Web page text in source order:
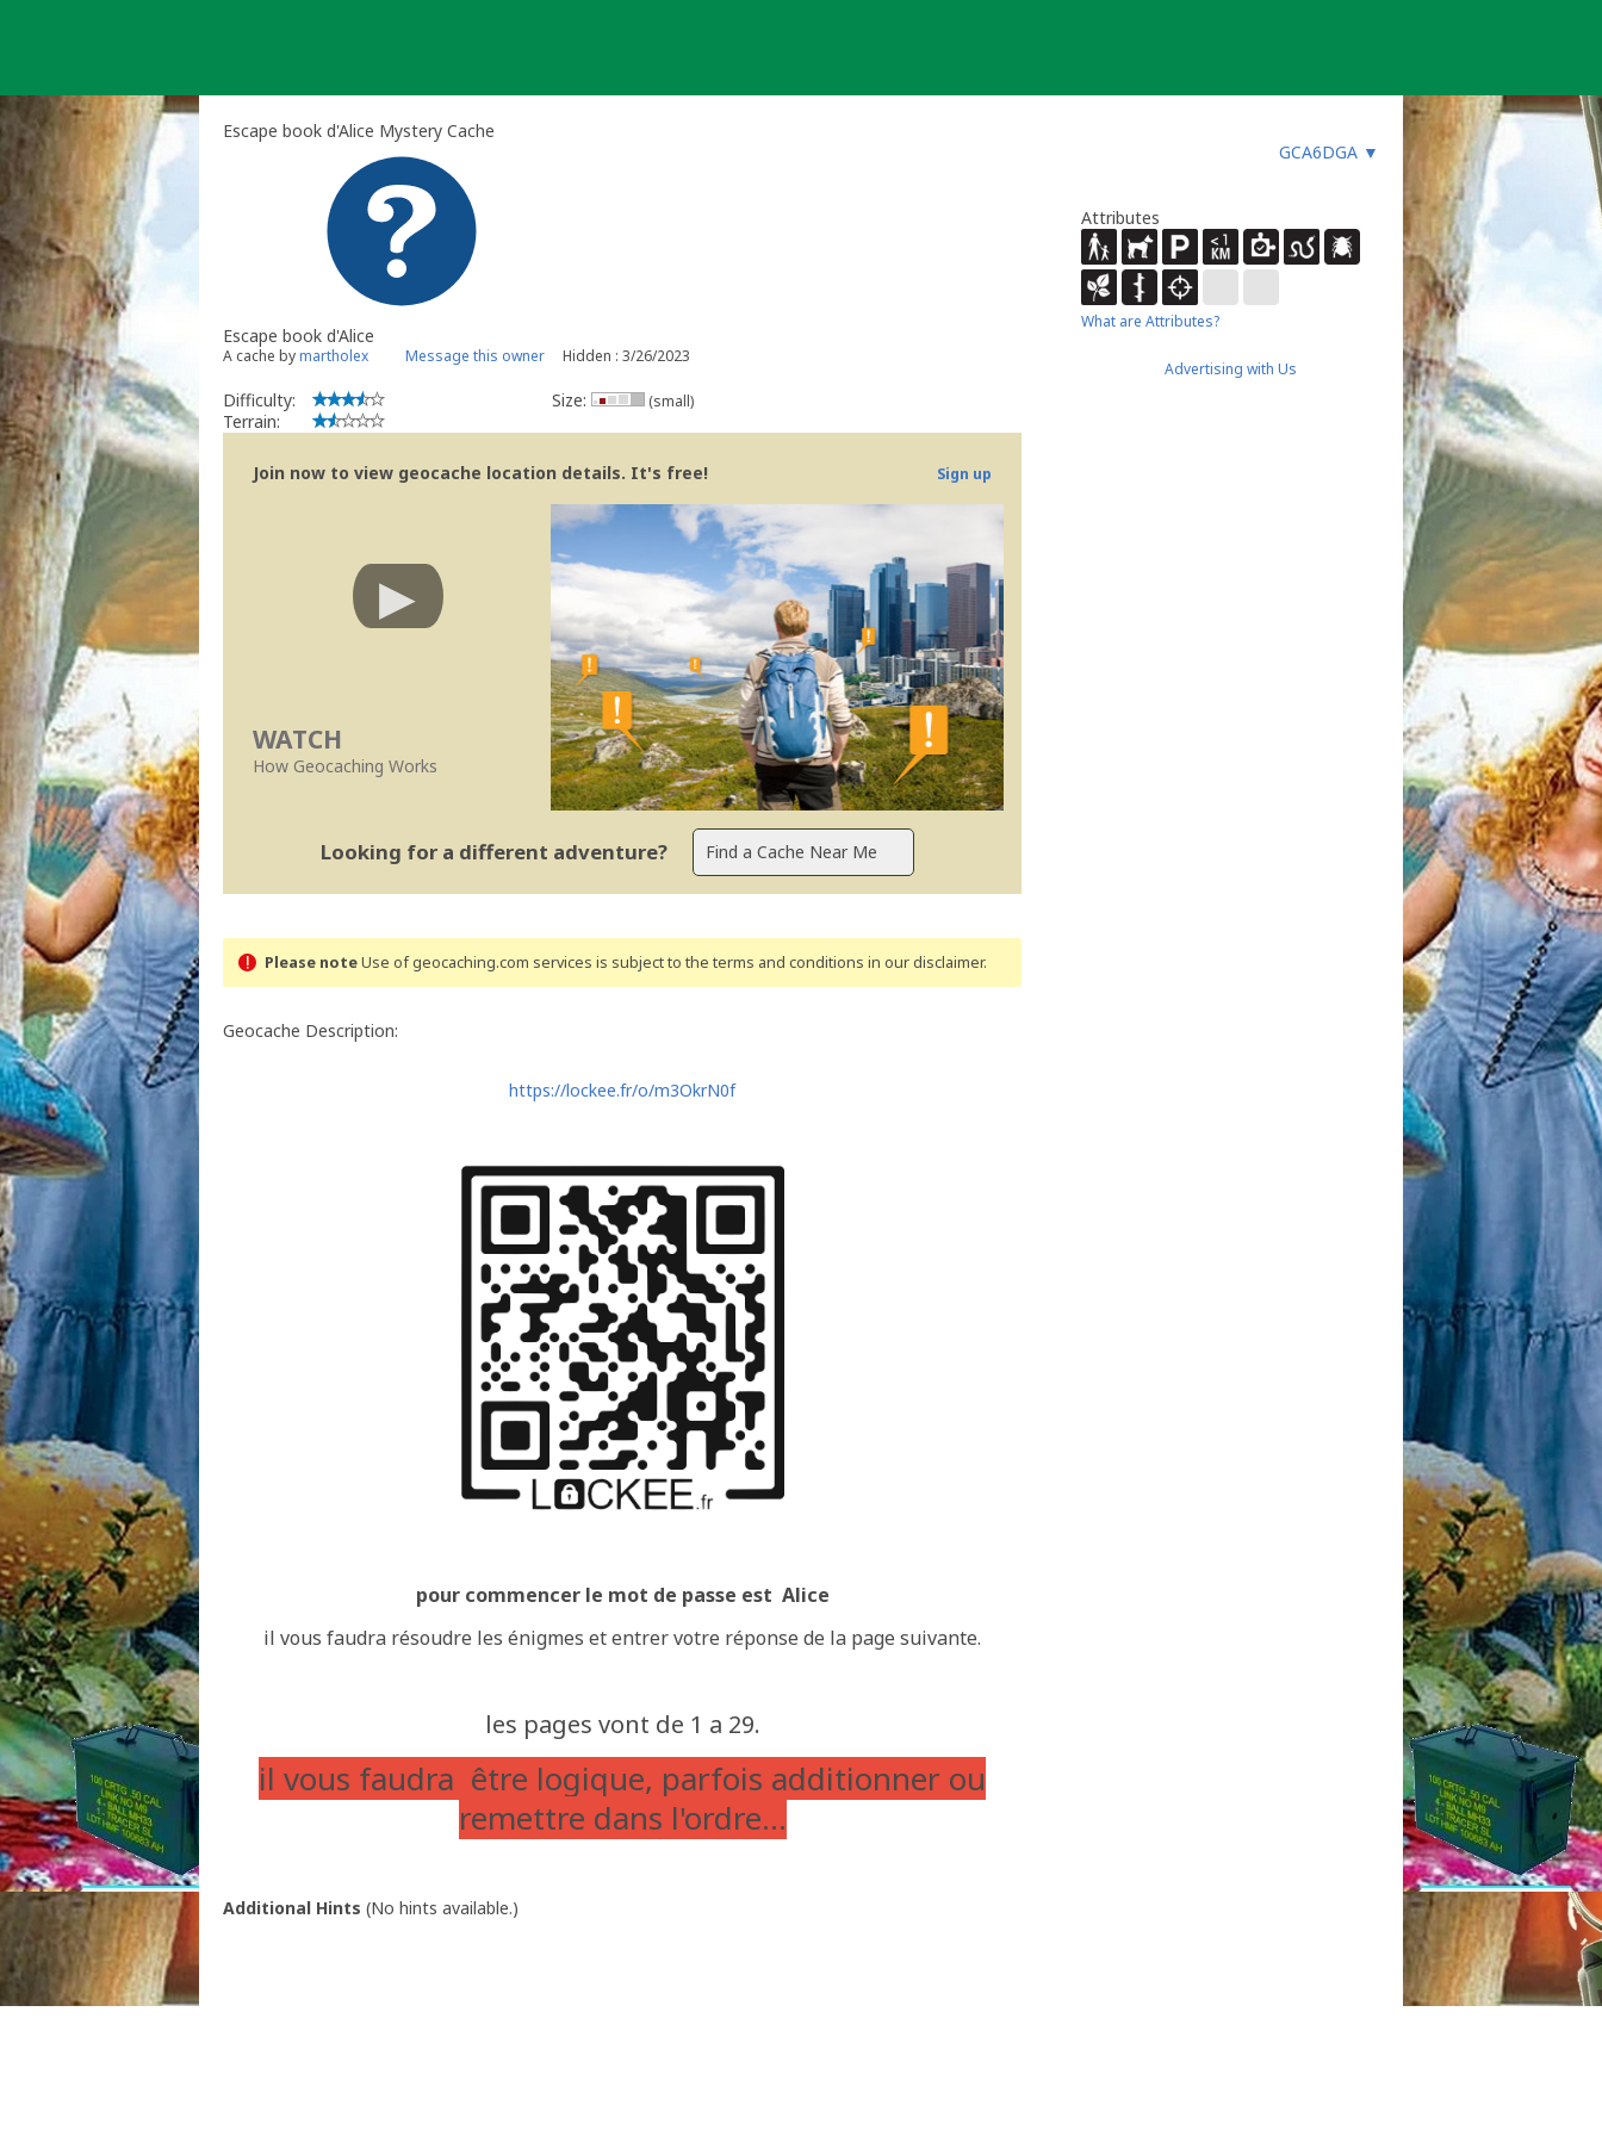
Escape book d'Alice Mystery Cache
GCA6DGA ▼
Escape book d'Alice
A cache bymartholex Message this owner Hidden : 3/26/2023
Difficulty:
Terrain:
Size: (small)
Join now to view geocache location details. It's free! Sign up
WATCH
How Geocaching Works
Looking for a different adventure?
Please noteUse of geocaching.com services is subject to the terms and conditions in our disclaimer.
Geocache Description:
https://lockee.fr/o/m3OkrN0f
pour commencer le mot de passe est Alice
il vous faudra résoudre les énigmes et entrer votre réponse de la page suivante.
les pages vont de 1 a 29.
il vous faudra être logique, parfois additionner ou
remettre dans l'ordre...
Additional Hints (No hints available.)
Attributes
What are Attributes?
Advertising with Us